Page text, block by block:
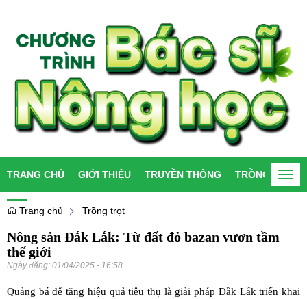
TRANG CHỦ GIỚI THIỆU TRUYỀN THÔNG TRỒNG TRỌT
Trang chủ Trồng trọt
Nông sản Đắk Lắk: Từ đất đỏ bazan vươn tầm
thế giới
Ngày đăng: 01/04/2025 - 16:58
Quảng bá để tăng hiệu quả tiêu thụ là giải pháp Đắk Lắk triển khai